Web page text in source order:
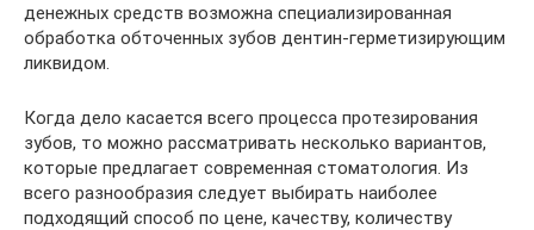
денежных средств возможна специализированная
обработка обточенных зубов дентин-герметизирующим
ликвидом.
Когда дело касается всего процесса протезирования
зубов, то можно рассматривать несколько вариантов,
которые предлагает современная стоматология. Из
всего разнообразия следует выбирать наиболее
подходящий способ по цене, качеству, количеству